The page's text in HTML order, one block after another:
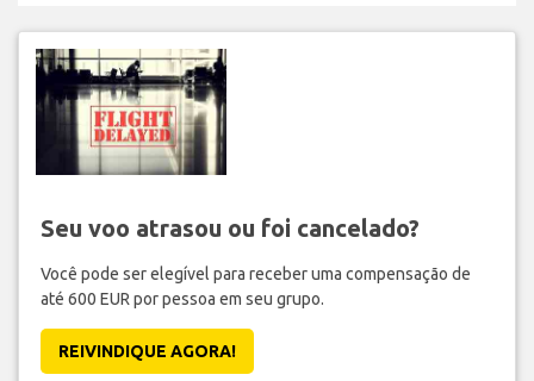
Seu voo atrasou ou foi cancelado?
Você pode ser elegível para receber uma compensação de
até 600 EUR por pessoa em seu grupo.
REIVINDIQUE AGORA!